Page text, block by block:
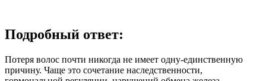
Подробный ответ:
Потеря волос почти никогда не имеет одну-единственную
причину. Чаще это сочетание наследственности,